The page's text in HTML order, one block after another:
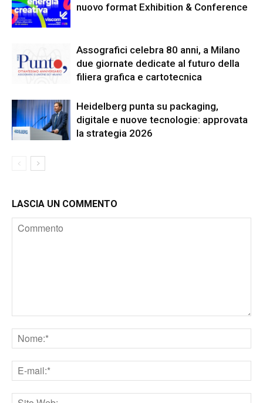
nuovo format Exhibition & Conference
Assografici celebra 80 anni, a Milano
due giornate dedicate al futuro della
filiera grafica e cartotecnica
Heidelberg punta su packaging,
digitale e nuove tecnologie: approvata
la strategia 2026
LASCIA UN COMMENTO